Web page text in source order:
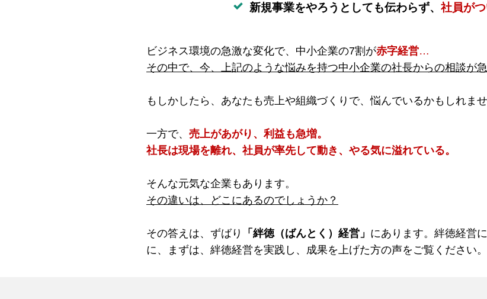
新規事業をやろうとしても伝わらず、 社員が
ビジネス環境の急激な変化で、中小企業の7割が赤字経営…
その中で、今、上記のような悩みを持つ中小企業の社長からの相談が
もしかしたら、あなたも売上や組織づくりで、悩んでいるかもしれませ
一方で、 売上があがり、利益も急増。
社長は現場を離れ、社員が率先して動き、やる気に溢れている。
そんな元気な企業もあります。
その違いは、どこにあるのでしょうか？
その答えは、ずばり 「絆徳（ばんとく）経営」 にあります。絆徳経営
に、まずは、絆徳経営を実践し、成果を上げた方の声をご覧ください。